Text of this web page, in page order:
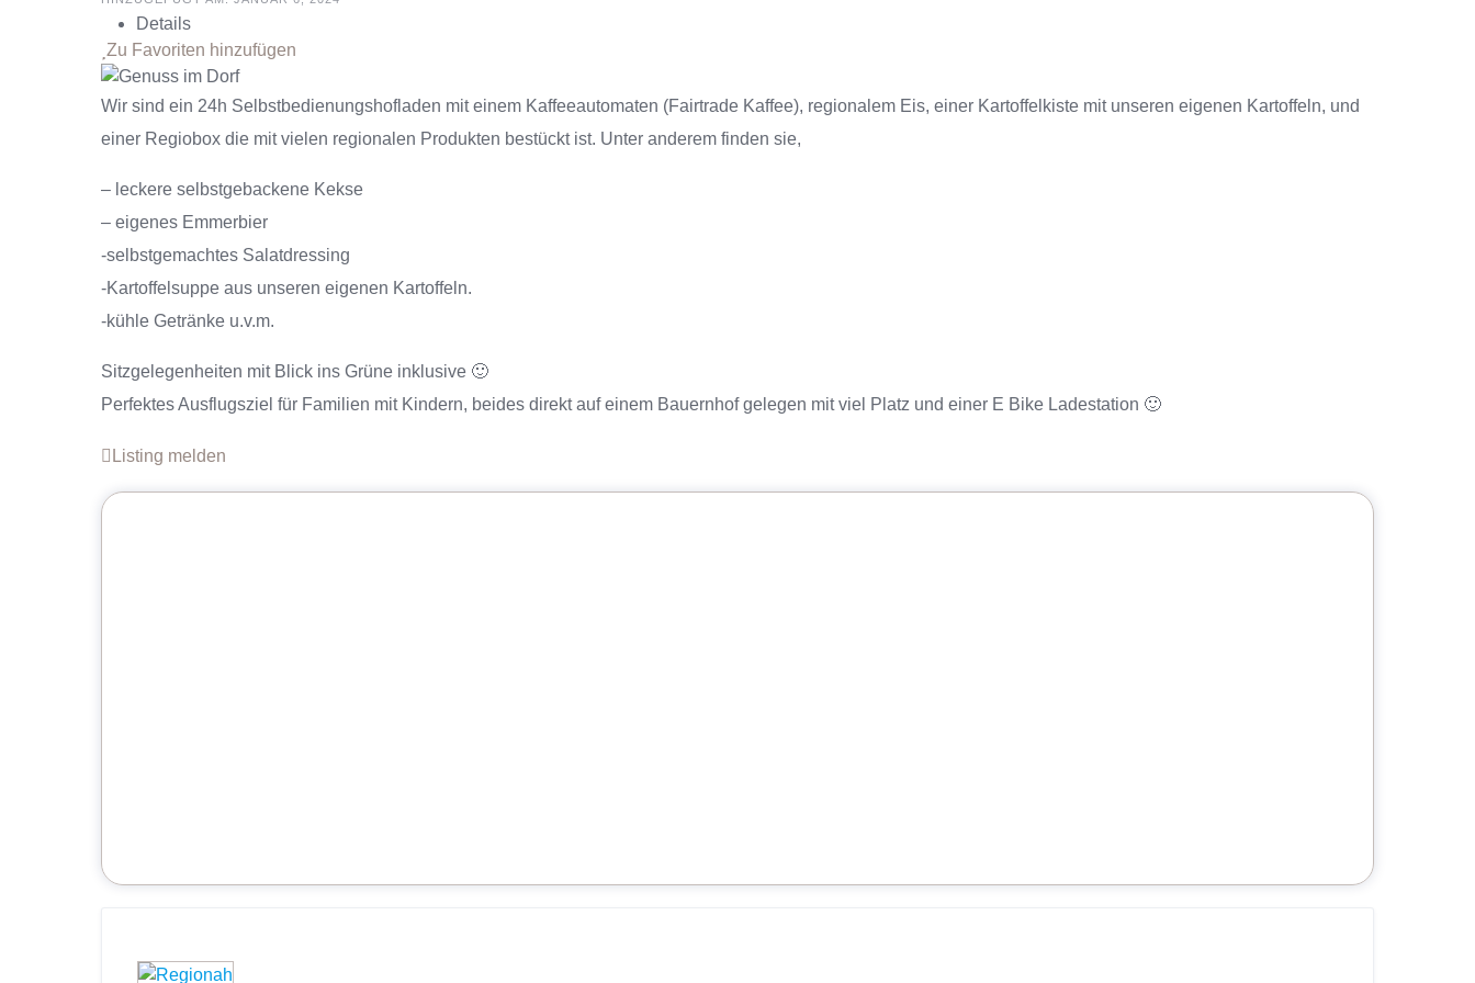
Details
Zu Favoriten hinzufügen
Wir sind ein 24h Selbstbedienungshofladen mit einem Kaffeeautomaten (Fairtrade Kaffee), regionalem Eis, einer Kartoffelkiste mit unseren eigenen Kartoffeln, und
einer Regiobox die mit vielen regionalen Produkten bestückt ist. Unter anderem finden sie,
– leckere selbstgebackene Kekse
– eigenes Emmerbier
-selbstgemachtes Salatdressing
-Kartoffelsuppe aus unseren eigenen Kartoffeln.
-kühle Getränke u.v.m.
Sitzgelegenheiten mit Blick ins Grüne inklusive 🙂
Perfektes Ausflugsziel für Familien mit Kindern, beides direkt auf einem Bauernhof gelegen mit viel Platz und einer E Bike Ladestation 🙂
Listing melden